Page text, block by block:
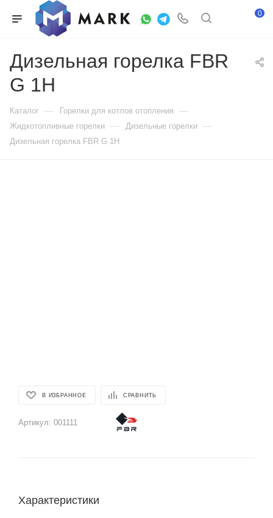
0
Дизельная горелка FBR
G 1H
Каталог — Горелки для котлов отопления —
Жидкотопливные горелки — Дизельные горелки —
Дизельная горелка FBR G 1H
В ИЗБРАННОЕ СРАВНИТЬ
Артикул: 001111
Характеристики